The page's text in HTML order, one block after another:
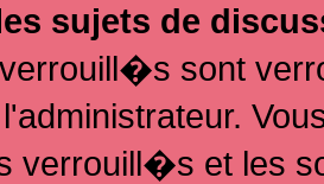
sujets de
sont
verrouill�s et les